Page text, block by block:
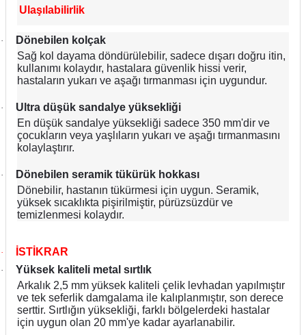
Ulaşılabilirlik
·
Dönebilen kolçak
Sağ kol dayama döndürülebilir, sadece dışarı doğru itin,
kullanımı kolaydır, hastalara güvenlik hissi verir,
hastaların yukarı ve aşağı tırmanması için uygundur.
·
Ultra düşük sandalye yüksekliği
En düşük sandalye yüksekliği sadece 350 mm'dir ve
çocukların veya yaşlıların yukarı ve aşağı tırmanmasını
kolaylaştırır.
·
Dönebilen seramik tükürük hokkası
Dönebilir, hastanın tükürmesi için uygun. Seramik,
yüksek sıcaklıkta pişirilmiştir, pürüzsüzdür ve
temizlenmesi kolaydır.
· İSTİKRAR
·
Yüksek kaliteli metal sırtlık
Arkalık 2,5 mm yüksek kaliteli çelik levhadan yapılmıştır
ve tek seferlik damgalama ile kalıplanmıştır, son derece
serttir. Sırtlığın yüksekliği, farklı bölgelerdeki hastalar
için uygun olan 20 mm'ye kadar ayarlanabilir.